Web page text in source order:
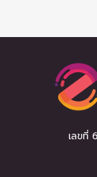
เลขที่